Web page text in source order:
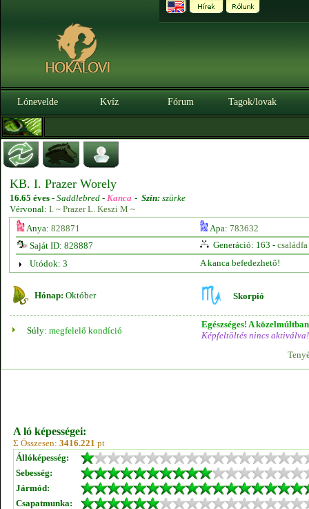
Lónevelde Kvíz Fórum Tagok/lovak
KB. I. Prazer Worely
16.65 éves - Saddlebred - Kanca - Szín: szürke
Vérvonal: I. ~ Prazer L. Keszi M ~
Anya: 828871 Apa: 783632
Saját ID: 828887
Generáció: 163 - családfa
Utódok: 3
A kanca befedezhető!
Hónap: Október Skorpió
Súly: megfelelő kondíció
Egészséges! A
Képfeltöltés nincs aktiválva!
A ló képességei:
Σ Összesen: 3416.221 pt
Állóképesség:
Sebesség:
Jármód:
Csapatmunka: